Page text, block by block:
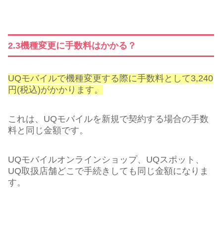
2.3機種変更に手数料はかかる？
UQモバイルで機種変更する際に手数料として3,240
円(税込)がかかります。
これは、UQモバイルを新規で契約する場合の手数
料と同じ金額です。
UQモバイルオンラインショップ、UQスポット、
UQ取扱店舗どこで手続きしても同じ金額になりま
す。